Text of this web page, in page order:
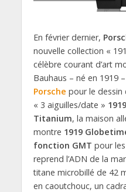
En février dernier,
nouvelle collection «
célèbre courant d’art
Bauhaus – né en 1919
Porsche pour le dessin
« 3 aiguilles/date »
Titanium, la maison
montre 1919
fonction GMT pour
reprend l’ADN de la
titane microbillé de 42
en caoutchouc, un